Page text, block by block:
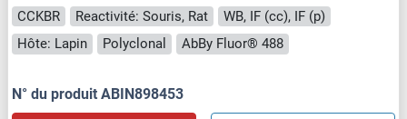
CCKBR Reactivité: Souris, Rat
WB, IF (cc), IF (p)
Hôte: Lapin
Polyclonal AbBy Fluor® 488
N° du produit ABIN898453